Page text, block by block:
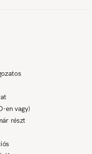
en vagy)
részt